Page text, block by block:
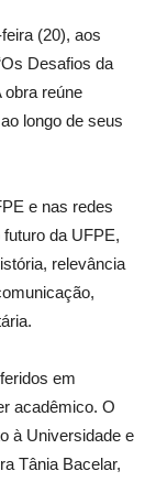
(20), aos
Desafios da
obra reúne
longo de seus
e nas redes
da UFPE,
relevância
em
acadêmico. O
à Universidade e
Tânia Bacelar,